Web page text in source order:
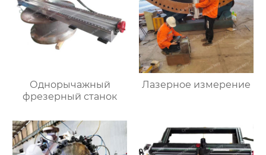
Однорычажный
фрезерный станок
Лазерное измерение